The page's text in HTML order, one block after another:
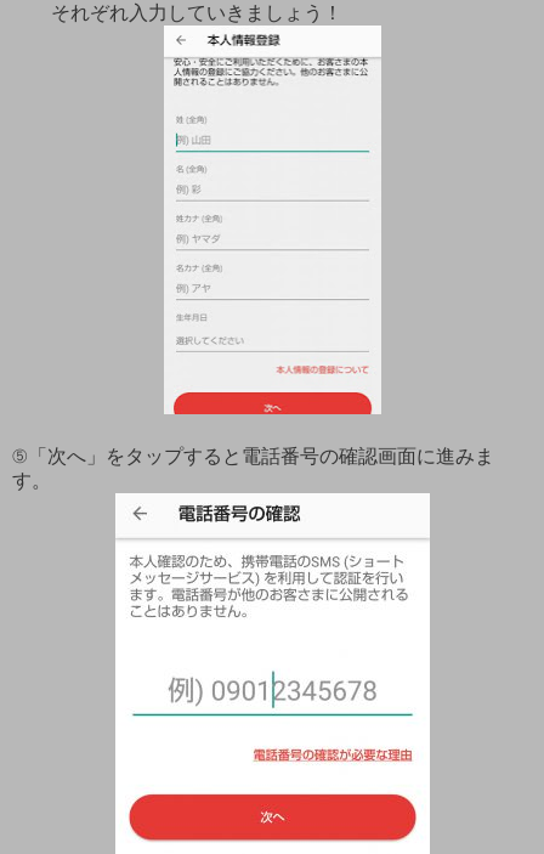
それぞれ入力していきましょう！
⑤「次へ」をタップすると電話番号の確認画面に進みま
す。